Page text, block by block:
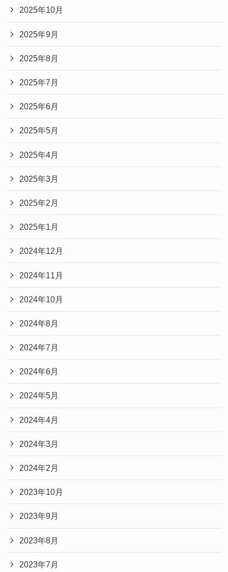
2025年10月
2025年9月
2025年8月
2025年7月
2025年6月
2025年5月
2025年4月
2025年3月
2025年2月
2025年1月
2024年12月
2024年11月
2024年10月
2024年8月
2024年7月
2024年6月
2024年5月
2024年4月
2024年3月
2024年2月
2023年10月
2023年9月
2023年8月
2023年7月